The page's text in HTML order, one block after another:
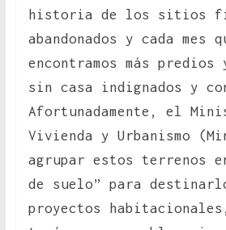
historia de los sitios
abandonados y cada mes
encontramos más predios
sin casa indignados y
Afortunadamente, el
Vivienda y Urbanismo
agrupar estos terrenos
de suelo” para
proyectos